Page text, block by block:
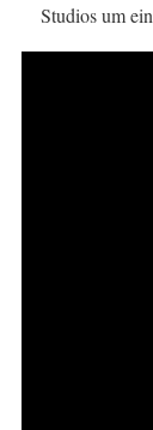
Studios um